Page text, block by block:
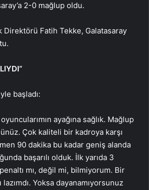
2-0 mağlup oldu.
Direktörü Fatih Tekke, Galatasaray
başladı:
ayağına sağlık. Mağlup
Çok kaliteli bir kadroya karşı
90 dakika bu kadar geniş alanda
başarılı olduk. İlk yarıda 3
mı, değil mi, bilmiyorum. Bir
Yoksa dayanamıyorsunuz